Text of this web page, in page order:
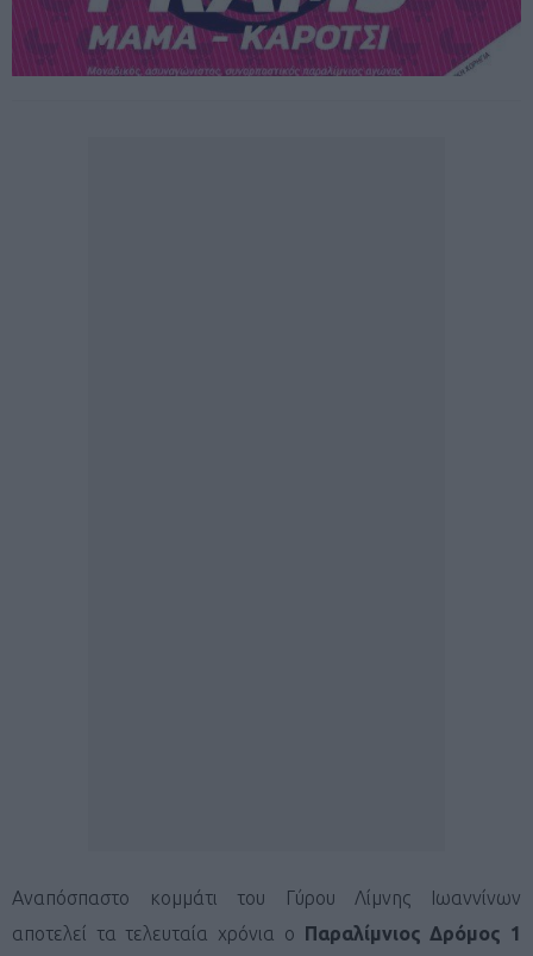
Αναπόσπαστο κομμάτι του Γύρου Λίμνης Ιωαννίνων
αποτελεί τα τελευταία χρόνια ο Παραλίμνιος Δρόμος 1